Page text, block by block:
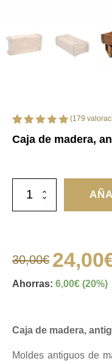
Valorado
con4.96
179
de
clientes
(179
Caja de madera,
madera,
ladrillo
30,00€
El
original
24,00
El
actual
Ahorras: 6,00€ (20%)
Caja de madera,
Moldes antiguos de